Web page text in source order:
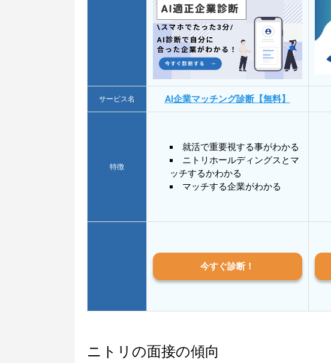
サービス名 AI企業マッチング診断【無料】
特徴
就活で重要視する事がわかる
ニトリホールディングスとマ
ッチするかわかる
マッチする企業がわかる
今すぐ診断！
ニトリの面接の傾向